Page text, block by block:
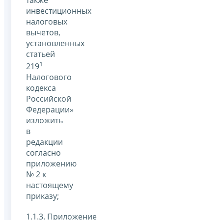
инвестиционных
налоговых
вычетов,
установленных
статьей
2191
Налогового
кодекса
Российской
Федерации»
изложить
в
редакции
согласно
приложению
№ 2 к
настоящему
приказу;
1.1.3. Приложение